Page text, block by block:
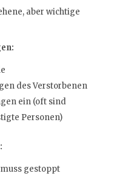
aber wichtige
des Verstorbenen
ein (oft sind
Personen)
gestoppt